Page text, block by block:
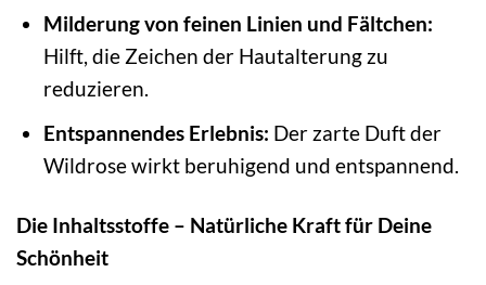
Milderung von feinen Linien und Fältchen:
Hilft, die Zeichen der Hautalterung zu
reduzieren.
Entspannendes Erlebnis: Der zarte Duft der
Wildrose wirkt beruhigend und entspannend.
Die Inhaltsstoffe – Natürliche Kraft für Deine
Schönheit